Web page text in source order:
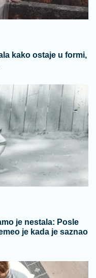
kako ostaje u formi,
je nestala: Posle
je kada je saznao